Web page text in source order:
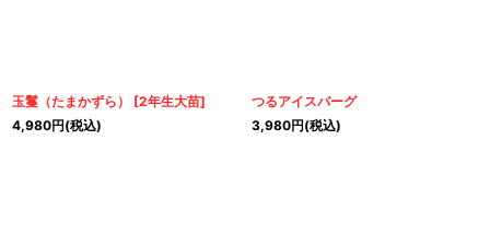
玉鬘（たまかずら） [2年生大苗]
4,980円(税込)
つるアイスバーグ
3,980円(税込)